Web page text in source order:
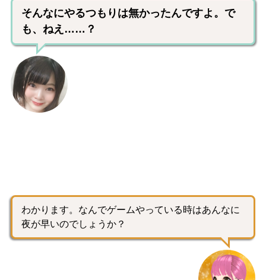
そんなにやるつもりは無かったんですよ。で
も、ねえ……？
わかります。なんでゲームやっている時はあんなに
夜が早いのでしょうか？